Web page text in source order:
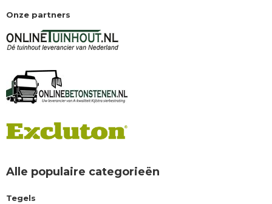
Onze partners
Alle populaire categorieën
Tegels